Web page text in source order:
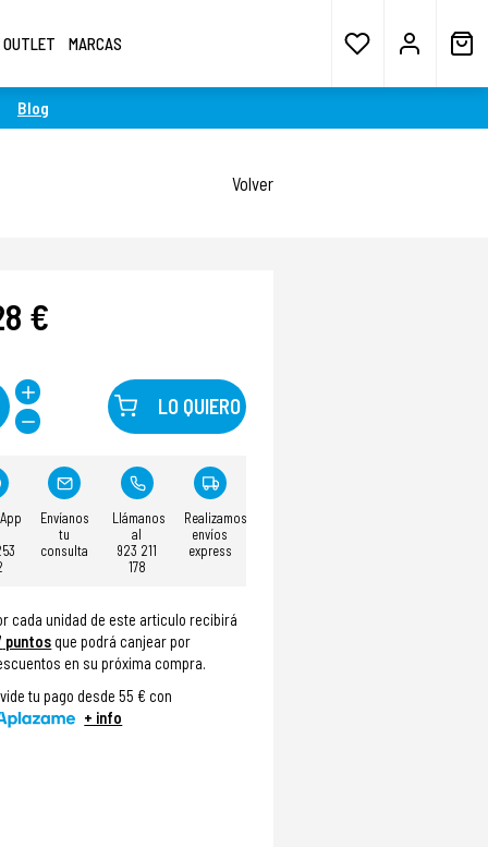
Blog
OUTLET MARCAS
Volver
€
LO QUIERO
Envíanos
tu
consulta
Llámanos
al
923 211
178
Realizamos
envíos
express
cada unidad de este articulo recibirá
puntos que podrá canjear por
en su próxima compra.
tu pago desde 55 € con
+ info